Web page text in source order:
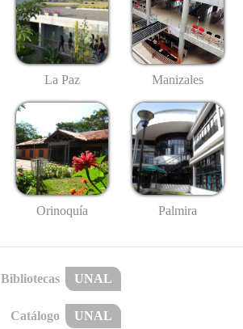
La Paz Manizales
Orinoquía Palmira
Bibliotecas UNAL
Catálogo UNAL